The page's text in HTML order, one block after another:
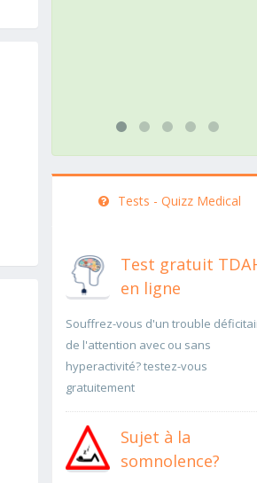
Tests - Quizz Medical
Test gratuit
en ligne
Souffrez-vous d'un trouble
de l'attention avec ou sans
hyperactivité? testez-vous
gratuitement
Sujet à la
somnolence?